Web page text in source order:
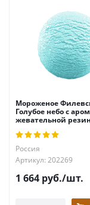
Мороженое
Голубое небо с
жевательной
Россия
Артикул: 202269
1 664 руб./шт.